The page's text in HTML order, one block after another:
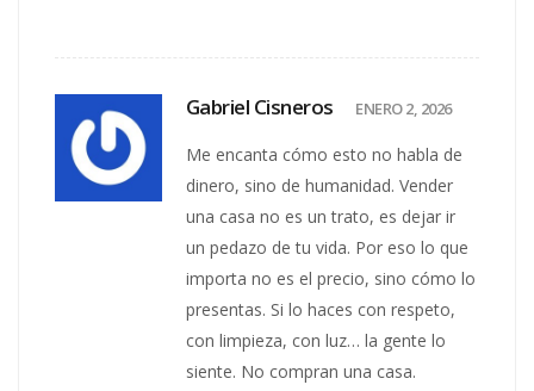
Gabriel Cisneros ENERO 2, 2026
Me encanta cómo esto no habla de
dinero, sino de humanidad. Vender
una casa no es un trato, es dejar ir
un pedazo de tu vida. Por eso lo que
importa no es el precio, sino cómo lo
presentas. Si lo haces con respeto,
con limpieza, con luz… la gente lo
siente. No compran una casa.